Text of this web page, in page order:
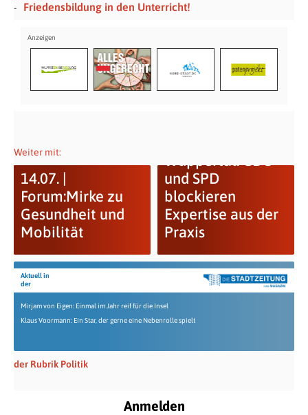
Friedensbildung in den Unterricht!
Weiter mit:
14.07. |
Forum:Mirke zu
Gesundheit und
Mobilität
Wuppertal: CDU
und SPD
blockieren
Expertise aus der
Praxis
Aktuell in
der
Mirjam von Eigen: Einmal im Jahr reif für die Insel
Klaus Voormann: Ein Star, der gerne eine Nebenrolle spielt
der Rubrik Politik
Anmelden